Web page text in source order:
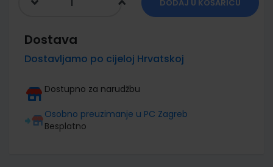
DODAJ U KOŠARICU
Dostava
Dostavljamo po cijeloj Hrvatskoj
Dostupno za narudžbu
Osobno preuzimanje u PC Zagreb
Besplatno